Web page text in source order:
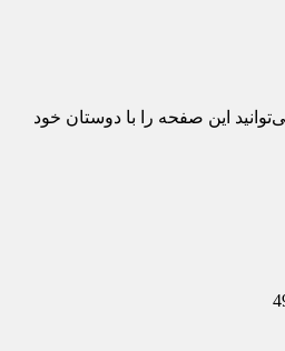
این صفحه را با دوستان خود